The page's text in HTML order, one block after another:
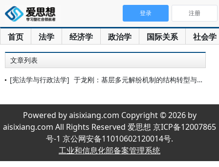
首页 法学 经济学 政治学 国际关系 社会学
登录 注册
文章列表
[宪法学与行政法学] 于龙刚：基层多元解纷机制的结构转型与模式分化
Powered by aisixiang.com Copyright © 2026 by
aisixiang.com All Rights Reserved 爱思想 京ICP备12007865
号-1 京公网安备11010602120014号.
工业和信息化部备案管理系统